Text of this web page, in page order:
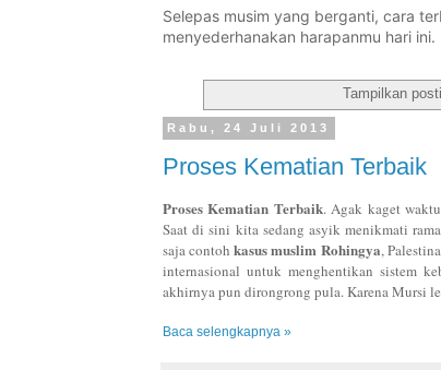
Selepas musim yang berganti, cara
menyederhanakan harapanmu hari ini.
Tampilkan
Rabu, 24 Juli 2013
Proses Kematian Terbaik
Proses Kematian Terbaik. Agak kaget
Saat di sini kita sedang asyik menikmati
saja contohkasus muslim Rohingya,
internasional untuk menghentikan sistem
akhirnya pun dirongrong pula. Karena Mursi
Baca selengkapnya »